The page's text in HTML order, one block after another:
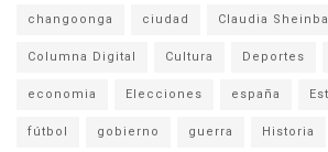
changoonga ciudad Claudia
Columna Digital Cultura Deportes
economia Elecciones españa
fútbol gobierno guerra Historia